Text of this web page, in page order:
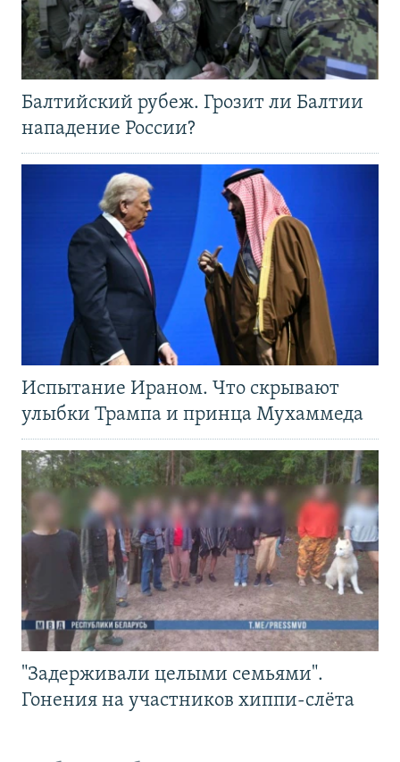
Балтийский рубеж. Грозит ли Балтии
нападение России?
Испытание Ираном. Что скрывают
улыбки Трампа и принца Мухаммеда
"Задерживали целыми семьями".
Гонения на участников хиппи-слёта